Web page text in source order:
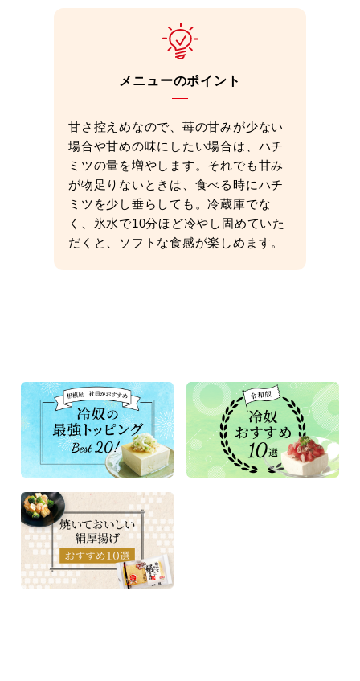
メニューのポイント
甘さ控えめなので、苺の甘みが少ない
場合や甘めの味にしたい場合は、ハチ
ミツの量を増やします。それでも甘み
が物足りないときは、食べる時にハチ
ミツを少し垂らしても。冷蔵庫でな
く、氷水で10分ほど冷やし固めていた
だくと、ソフトな食感が楽しめます。